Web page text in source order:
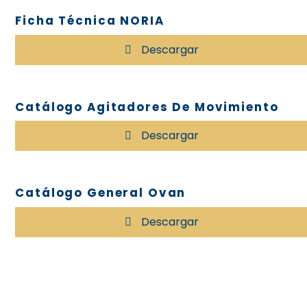
Ficha Técnica NORIA
Descargar
Catálogo Agitadores De Movimiento
Descargar
Catálogo General Ovan
Descargar